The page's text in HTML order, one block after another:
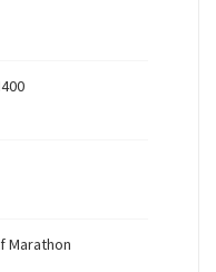
Marathon